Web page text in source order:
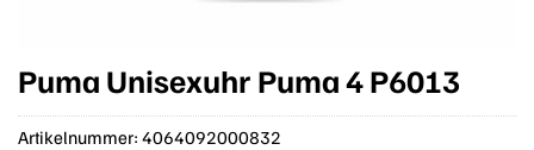
Puma Unisexuhr Puma 4 P6013
Artikelnummer: 4064092000832